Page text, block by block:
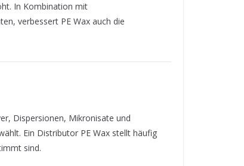
In Kombination mit
verbessert PE Wax auch die
Dispersionen, Mikronisate und
Ein Distributor PE Wax stellt häufig
sind.